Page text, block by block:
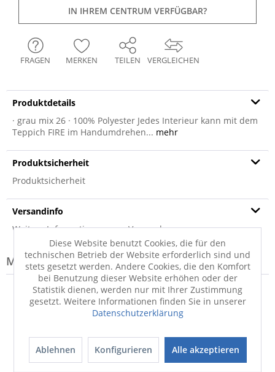
IN IHREM CENTRUM VERFÜGBAR?
VERGLEICHEN
FRAGEN MERKEN TEILEN
Produktdetails
· grau mix 26 · 100% Polyester Jedes Interieur kann mit dem
Teppich FIRE im Handumdrehen... mehr
Produktsicherheit
Produktsicherheit
Versandinfo
Weitere Informationen zum Versand...
Modell-Familie: FIRE
Diese Website benutzt Cookies, die für den
technischen Betrieb der Website erforderlich sind und
stets gesetzt werden. Andere Cookies, die den Komfort
bei Benutzung dieser Website erhöhen oder der
Statistik dienen, werden nur mit Ihrer Zustimmung
gesetzt. Weitere Informationen finden Sie in unserer
Datenschutzerklärung
Ablehnen Konfigurieren Alle akzeptieren